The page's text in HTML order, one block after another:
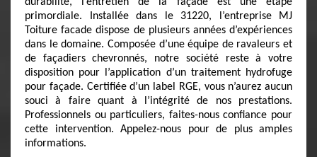
primordiale. Installée dans le 31220, l’entreprise MJ
Toiture facade dispose de plusieurs années d’expériences
dans le domaine. Composée d’une équipe de ravaleurs et
de façadiers chevronnés, notre société reste à votre
disposition pour l’application d’un traitement hydrofuge
pour façade. Certifiée d’un label RGE, vous n’aurez aucun
souci à faire quant à l’intégrité de nos prestations.
Professionnels ou particuliers, faites-nous confiance pour
cette intervention. Appelez-nous pour de plus amples
informations.